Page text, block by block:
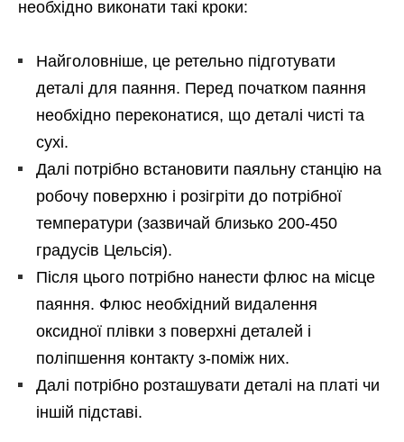
необхідно виконати такі кроки:
Найголовніше, це ретельно підготувати
деталі для паяння. Перед початком паяння
необхідно переконатися, що деталі чисті та
сухі.
Далі потрібно встановити паяльну станцію на
робочу поверхню і розігріти до потрібної
температури (зазвичай близько 200-450
градусів Цельсія).
Після цього потрібно нанести флюс на місце
паяння. Флюс необхідний видалення
оксидної плівки з поверхні деталей і
поліпшення контакту з-поміж них.
Далі потрібно розташувати деталі на платі чи
іншій підставі.